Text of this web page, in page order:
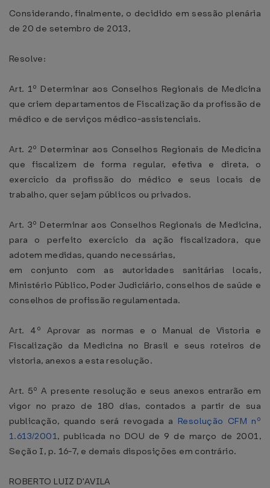
Considerando, finalmente, o decidido em sessão plenária
de 20 de setembro de 2013,
Resolve:
Art. 1º Determinar aos Conselhos Regionais de Medicina
que criem departamentos de Fiscalização da profissão de
médico e de serviços médico-assistenciais.
Art. 2º Determinar aos Conselhos Regionais de Medicina
que fiscalizem de forma regular, efetiva e direta, o
exercício da profissão do médico e seus locais de
trabalho, quer sejam públicos ou privados.
Art. 3º Determinar aos Conselhos Regionais de Medicina,
para o perfeito exercício da ação fiscalizadora, que
adotem medidas, quando necessárias,
em conjunto com as autoridades sanitárias locais,
Ministério Público, Poder Judiciário, conselhos de saúde e
conselhos de profissão regulamentada.
Art. 4º Aprovar as normas e o Manual de Vistoria e
Fiscalização da Medicina no Brasil e seus roteiros de
vistoria, anexos a esta resolução.
Art. 5º A presente resolução e seus anexos entrarão em
vigor no prazo de 180 dias, contados a partir de sua
publicação, quando será revogada a Resolução CFM nº
1.613/2001, publicada no DOU de 9 de março de 2001,
Seção I, p. 16-7, e demais disposições em contrário.
ROBERTO LUIZ D'AVILA